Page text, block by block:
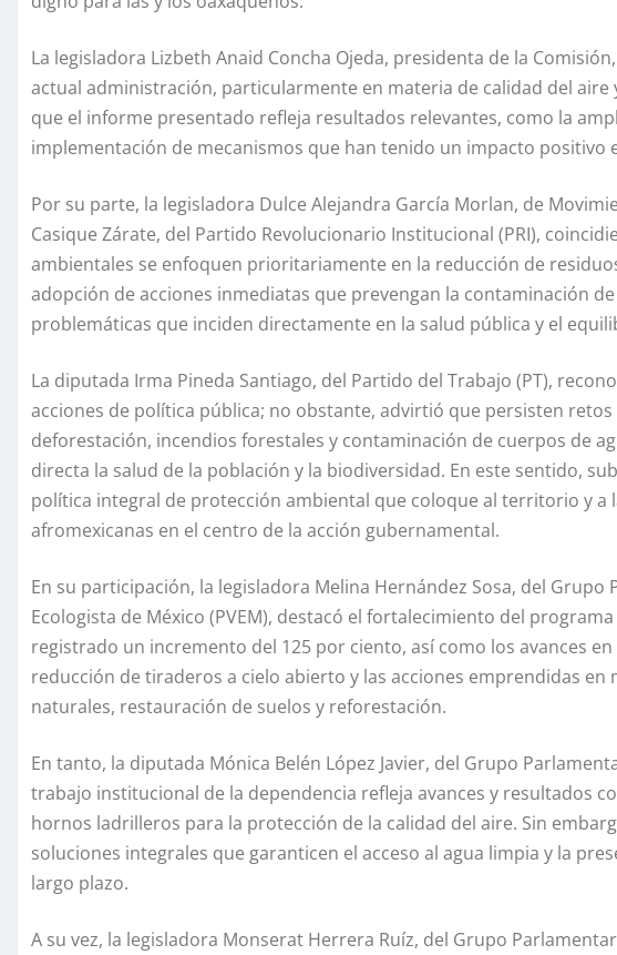
La legisladora Lizbeth Anaid Concha Ojeda, presidenta de la
actual administración, particularmente en materia de calidad del aire
que el informe presentado refleja resultados relevantes, como la
implementación de mecanismos que han tenido un impacto positivo
Por su parte, la legisladora Dulce Alejandra García Morlan, de
Casique Zárate, del Partido Revolucionario Institucional (PRI),
ambientales se enfoquen prioritariamente en la reducción de
adopción de acciones inmediatas que prevengan la contaminación
problemáticas que inciden directamente en la salud pública y el
La diputada Irma Pineda Santiago, del Partido del Trabajo (PT),
acciones de política pública; no obstante, advirtió que persisten
deforestación, incendios forestales y contaminación de cuerpos de
directa la salud de la población y la biodiversidad. En este sentido,
política integral de protección ambiental que coloque al territorio y a
afromexicanas en el centro de la acción gubernamental.
En su participación, la legisladora Melina Hernández Sosa, del
Ecologista de México (PVEM), destacó el fortalecimiento del
registrado un incremento del 125 por ciento, así como los avances
reducción de tiraderos a cielo abierto y las acciones emprendidas en
naturales, restauración de suelos y reforestación.
En tanto, la diputada Mónica Belén López Javier, del Grupo
trabajo institucional de la dependencia refleja avances y resultados
hornos ladrilleros para la protección de la calidad del aire. Sin
soluciones integrales que garanticen el acceso al agua limpia y la
largo plazo.
A su vez, la legisladora Monserat Herrera Ruíz, del Grupo